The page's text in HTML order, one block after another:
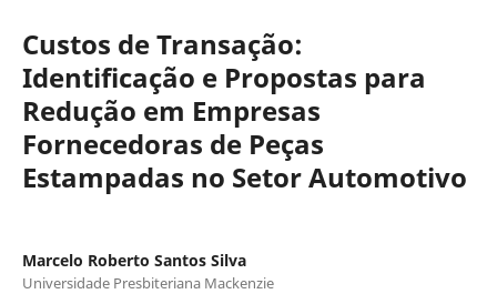
Custos de Transação:
Identificação e Propostas para
Redução em Empresas
Fornecedoras de Peças
Estampadas no Setor Automotivo
Marcelo Roberto Santos Silva
Universidade Presbiteriana Mackenzie